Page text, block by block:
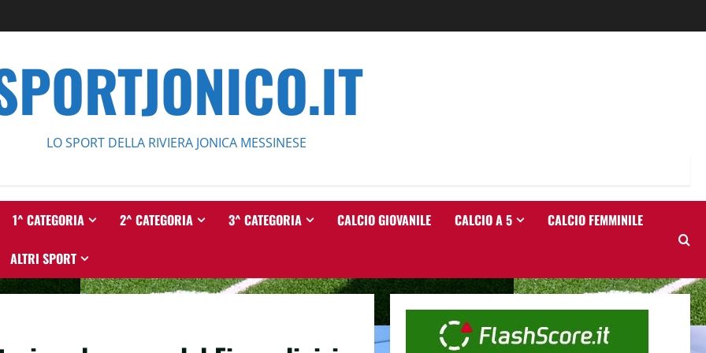
LO SPORT DELLA RIVIERA JONICA MESSINESE
1^ CATEGORIA 2^ CATEGORIA 3^ CATEGORIA CALCIO GIOVANILE CALCIO A 5 CALCIO FEMMINILE
ALTRI SPORT